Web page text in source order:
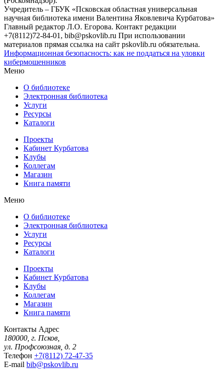
Учредитель – ГБУК «Псковская областная универсальная
научная библиотека имени Валентина Яковлевича Курбатова»
Главный редактор Л.О. Егорова. Контакт редакции
+7(8112)72-84-01, bib@pskovlib.ru При использовании
материалов прямая ссылка на сайт pskovlib.ru обязательна.
Информационная безопасность: как не поддаться на уловки
кибермошенников
Меню
О библиотеке
Электронная библиотека
Услуги
Ресурсы
Каталоги
Проекты
Кабинет Курбатова
Клубы
Коллегам
Магазин
Книга памяти
Меню
О библиотеке
Электронная библиотека
Услуги
Ресурсы
Каталоги
Проекты
Кабинет Курбатова
Клубы
Коллегам
Магазин
Книга памяти
Контакты Адрес
180000, г. Псков,
ул. Профсоюзная, д. 2
Телефон +7(8112) 72-47-35
E-mail bib@pskovlib.ru